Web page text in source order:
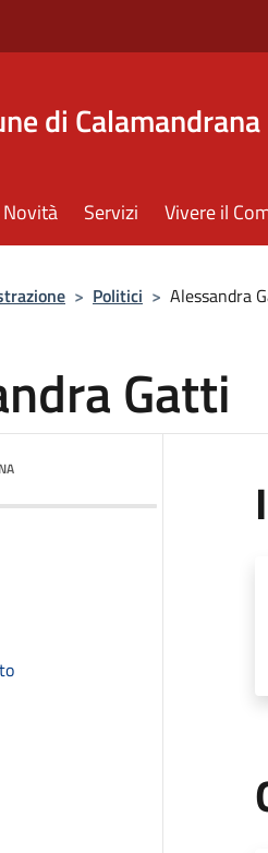
di Calamandrana
Novità Servizi Vivere il
> Politici > Alessandra
Gatti